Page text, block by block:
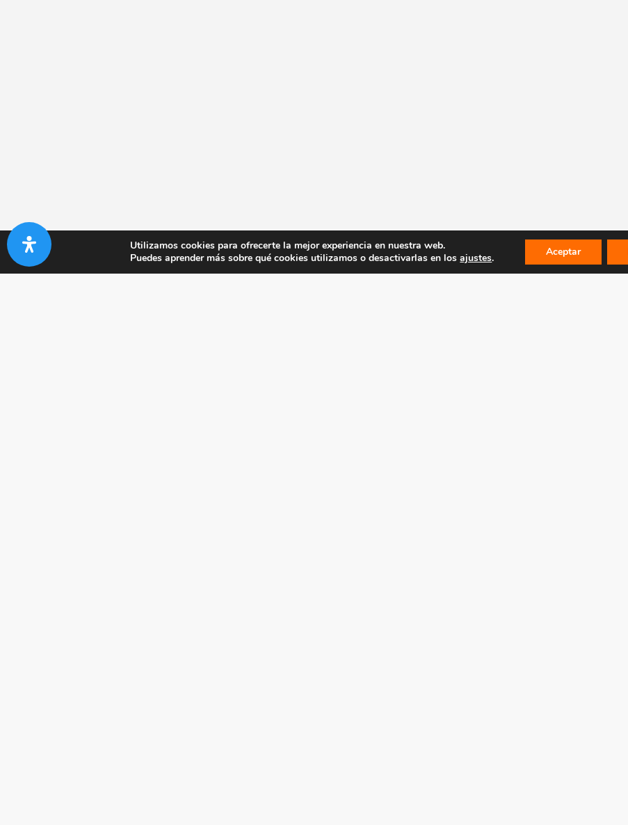
Utilizamos cookies para ofrecerte la mejor experiencia en nuestra web.
Puedes aprender más sobre qué cookies utilizamos o desactivarlas en losajustes. Aceptar